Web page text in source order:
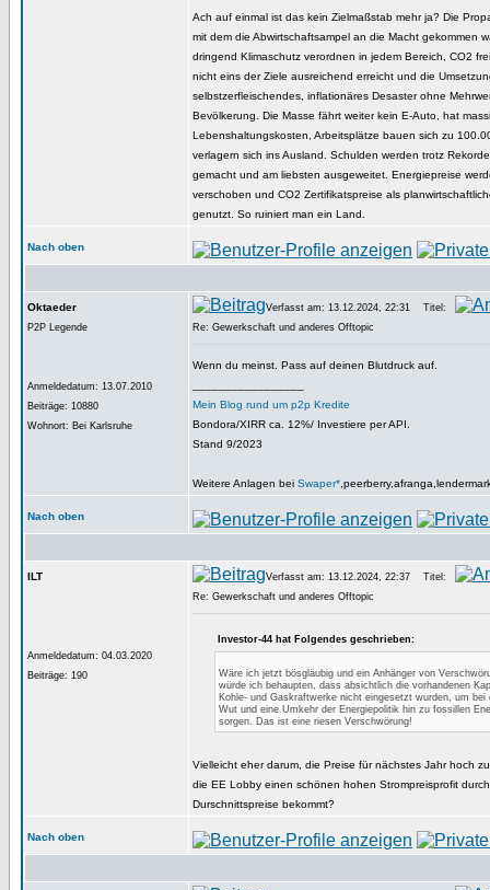
Ach auf einmal ist das kein Zielmaßstab mehr ja? Die
mit dem die Abwirtschaftsampel an die Macht gekommen
dringend Klimaschutz verordnen in jedem Bereich, CO2
nicht eins der Ziele ausreichend erreicht und die
selbstzerfleischendes, inflationäres Desaster ohne
Bevölkerung. Die Masse fährt weiter kein E-Auto, hat
Lebenshaltungskosten, Arbeitsplätze bauen sich zu
verlagern sich ins Ausland. Schulden werden trotz
gemacht und am liebsten ausgeweitet. Energiepreise
verschoben und CO2 Zertifikatspreise als
genutzt. So ruiniert man ein Land.
Nach oben
Oktaeder
P2P Legende
Anmeldedatum: 13.07.2010
Beiträge: 10880
Wohnort: Bei Karlsruhe
Verfasst am: 13.12.2024, 22:31
Titel:
Re: Gewerkschaft und anderes Offtopic
Wenn du meinst. Pass auf deinen Blutdruck auf.
Mein Blog rund um p2p Kredite
Bondora/XIRR ca. 12%/ Investiere per API.
Stand 9/2023
Weitere Anlagen bei Swaper*
Nach oben
ILT
Anmeldedatum: 04.03.2020
Beiträge: 190
Verfasst am: 13.12.2024, 22:37
Titel:
Re: Gewerkschaft und anderes Offtopic
Investor-44 hat Folgendes geschrieben:
Wäre ich jetzt bösgläubig und ein Anhänger von
würde ich behaupten, dass absichtlich die vorhandenen
Kohle- und Gaskraftwerke nicht eingesetzt wurden, um bei
Wut und eine Umkehr der Energiepolitik hin zu fossillen
sorgen. Das ist eine riesen Verschwörung!
Vielleicht eher darum, die Preise für nächstes Jahr hoch
die EE Lobby einen schönen hohen Strompreisprofit
Durschnittspreise bekommt?
Nach oben